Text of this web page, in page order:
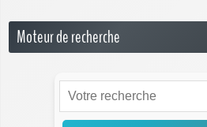
Moteur de recherche